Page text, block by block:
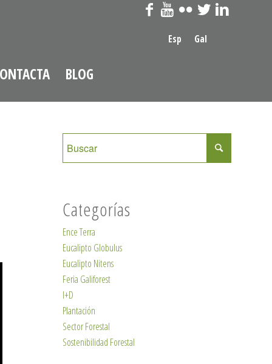
Esp Gal
BLOG
Categorías
Ence Terra
Eucalipto Globulus
Eucalipto Nitens
Feria Galiforest
I+D
Plantación
Sector Forestal
Sostenibilidad Forestal